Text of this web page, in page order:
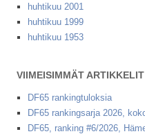
huhtikuu 2001
huhtikuu 1999
huhtikuu 1953
VIIMEISIMMÄT ARTIKKELIT
DF65 rankingtuloksia
DF65 rankingsarja 2026,
DF65, ranking #6/2026,